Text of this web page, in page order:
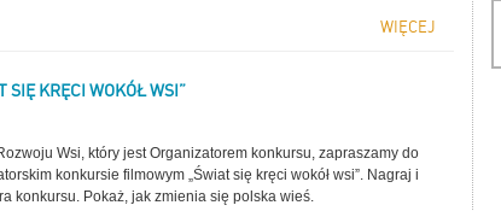
WIĘCEJ
SIĘ KRĘCI WOKÓŁ WSI”
Wsi, który jest Organizatorem konkursu, zapraszamy do
konkursie filmowym „Świat się kręci wokół wsi”. Nagraj i
konkursu. Pokaż, jak zmienia się polska wieś.